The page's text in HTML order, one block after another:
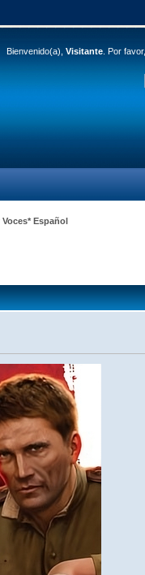
Bienvenido(a), Visitante. Por favor,
Español